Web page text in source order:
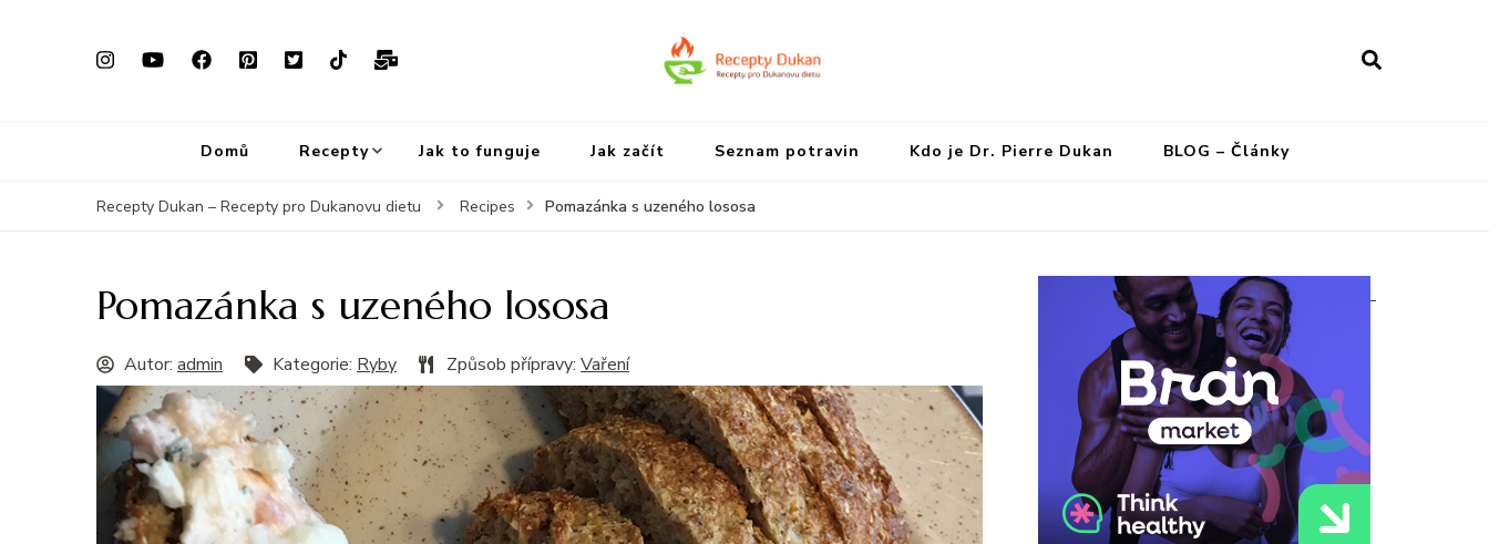
Domů Recepty Jak to funguje Jak začít Seznam potravin Kdo je Dr. Pierre Dukan BLOG – Články
Recepty Dukan – Recepty pro Dukanovu dietu Recipes Pomazánka s uzeného lososa
Pomazánka s uzeného lososa
Autor: admin Kategorie: Ryby Způsob přípravy: Vaření